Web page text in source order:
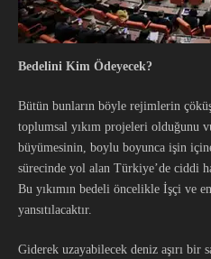
Bedelini Kim Ödeyecek?
Bütün bunların böyle rejimlerin
toplumsal yıkım projeleri olduğunu
büyümesinin, boylu boyunca işin
sürecinde yol alan Türkiye’de ciddi
Bu yıkımın bedeli öncelikle İşçi ve
yansıtılacaktır.
Giderek uzayabilecek deniz aşırı bir